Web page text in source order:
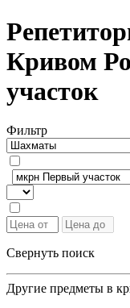
Кривом
участок
Фильтр
Свернуть поиск
Другие предметы в